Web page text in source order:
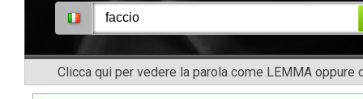
Clicca qui per vedere la parola come LEMMA oppure